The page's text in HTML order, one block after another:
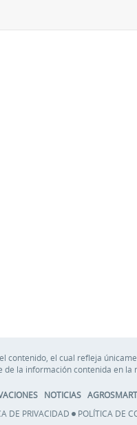
contenido, el cual refleja
de la información contenida en la
NOTICIAS
DE PRIVACIDAD POLÍTICA DE